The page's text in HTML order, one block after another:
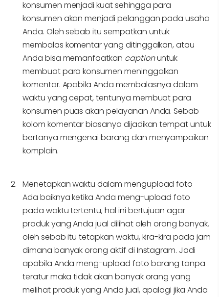
konsumen menjadi kuat sehingga para
konsumen akan menjadi pelanggan pada usaha
Anda. Oleh sebab itu sempatkan untuk
membalas komentar yang ditinggalkan, atau
Anda bisa memanfaatkan captionuntuk
membuat para konsumen meninggalkan
komentar. Apabila Anda membalasnya dalam
waktu yang cepat, tentunya membuat para
konsumen puas akan pelayanan Anda. Sebab
kolom komentar biasanya dijadikan tempat untuk
bertanya mengenai barang dan menyampaikan
komplain.
Menetapkan waktu dalam mengupload foto
Ada baiknya ketika Anda meng-upload foto
pada waktu tertentu, hal ini bertujuan agar
produk yang Anda jual dilihat oleh orang banyak.
oleh sebab itu tetapkan waktu, kira-kira pada jam
dimana banyak orang aktif di Instagram. Jadi
apabila Anda meng-upload foto barang tanpa
teratur maka tidak akan banyak orang yang
melihat produk yang Anda jual, apalagi jika Anda